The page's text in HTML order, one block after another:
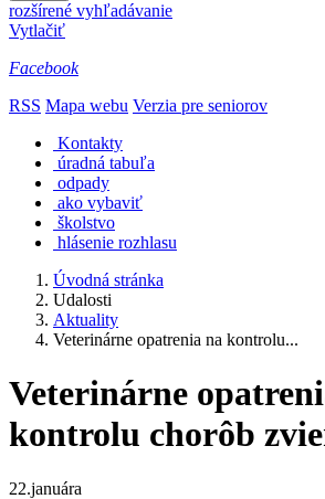
rozšírené vyhľadávanie
Vytlačiť
Facebook
RSS Mapa webu Verzia pre seniorov
Kontakty
úradná tabuľa
odpady
ako vybaviť
školstvo
hlásenie rozhlasu
Úvodná stránka
Udalosti
Aktuality
Veterinárne opatrenia na kontrolu...
Veterinárne
kontrolu chorôb
22.januára